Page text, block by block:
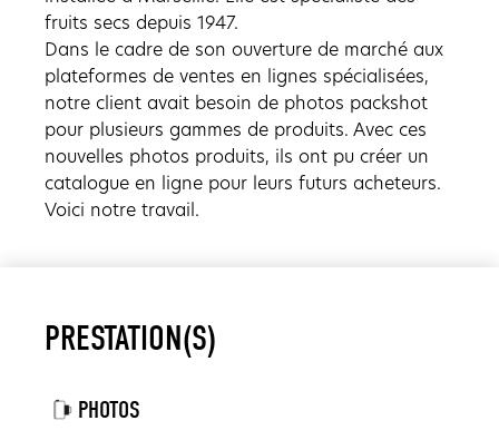
fruits secs depuis 1947.
Dans le cadre de son ouverture de marché aux
plateformes de ventes en lignes spécialisées,
notre client avait besoin de photos packshot
pour plusieurs gammes de produits. Avec ces
nouvelles photos produits, ils ont pu créer un
catalogue en ligne pour leurs futurs acheteurs.
Voici notre travail.
PRESTATION(S)
PHOTOS